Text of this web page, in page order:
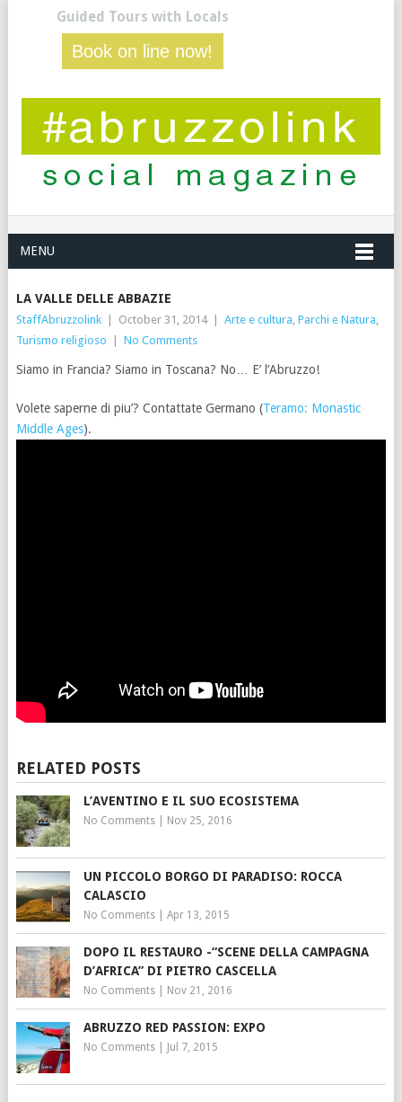
Guided Tours with Locals
Book on line now!
MENU
LA VALLE DELLE ABBAZIE
StaffAbruzzolink October 31, 2014 Arte e cultura, Parchi e Natura,
Turismo religioso
No Comments
Siamo in Francia? Siamo in Toscana? No… E’ l’Abruzzo!
Volete saperne di piu’? Contattate Germano (Teramo: Monastic
Middle Ages).
RELATED POSTS
L’AVENTINO E IL SUO ECOSISTEMA
No Comments| Nov 25, 2016
UN PICCOLO BORGO DI PARADISO: ROCCA
CALASCIO
No Comments| Apr 13, 2015
DOPO IL RESTAURO -“SCENE DELLA CAMPAGNA
D’AFRICA” DI PIETRO CASCELLA
No Comments| Nov 21, 2016
ABRUZZO RED PASSION: EXPO
No Comments| Jul 7, 2015